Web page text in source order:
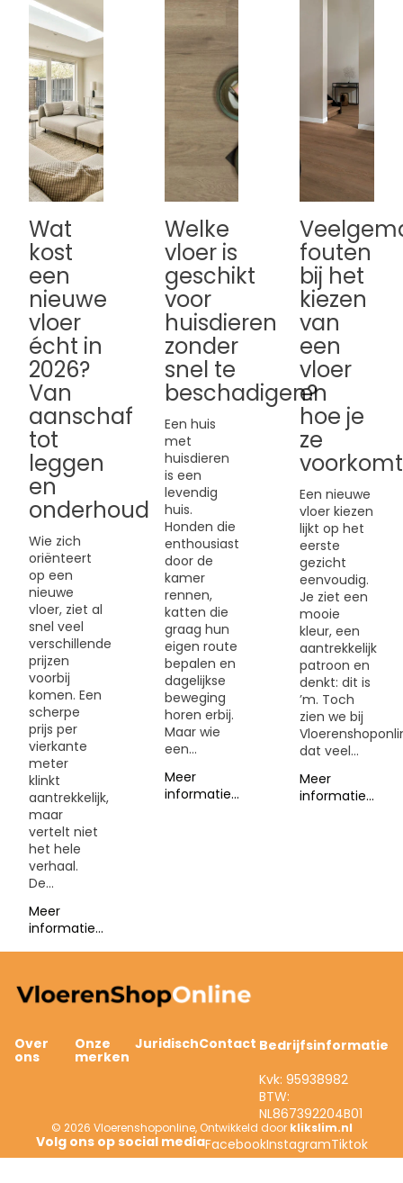
Wat
kost
een
nieuwe
vloer
écht in
2026?
Van
aanschaf
tot
leggen
en
onderhoud
Wie zich
oriënteert
op een
nieuwe
vloer, ziet al
snel veel
verschillende
prijzen
voorbij
komen. Een
scherpe
prijs per
vierkante
meter
klinkt
aantrekkelijk,
maar
vertelt niet
het hele
verhaal.
De...
Meer
informatie...
Welke
vloer is
geschikt
voor
huisdieren
zonder
snel te
beschadigen?
Een huis
met
huisdieren
is een
levendig
huis.
Honden die
enthousiast
door de
kamer
rennen,
katten die
graag hun
eigen route
bepalen en
dagelijkse
beweging
horen erbij.
Maar wie
een...
Meer
informatie...
fouten
bij het
kiezen
van
een
vloer
en
hoe je
ze
voorkomt
Een nieuwe
vloer kiezen
lijkt op het
eerste
gezicht
eenvoudig.
Je ziet een
mooie
kleur, een
aantrekkelijk
patroon en
denkt: dit is
’m. Toch
zien we bij
dat veel...
Meer
informatie...
Over
ons
Onze
merken
JuridischContact Bedrijfsinformatie
Kvk: 95938982
BTW:
NL867392204B01
© 2026 Vloerenshoponline, Ontwikkeld door klikslim.nl
FacebookInstagramTiktok